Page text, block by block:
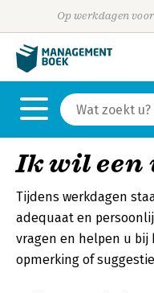
Op werkdagen
Ik wil een
Tijdens werkdagen
adequaat en
vragen en helpen u bij
opmerking of